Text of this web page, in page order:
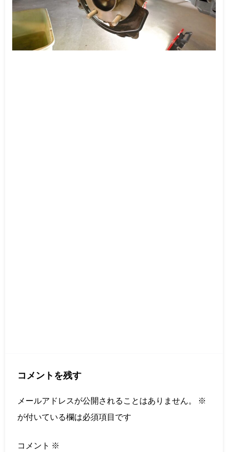
コメントを残す
メールアドレスが公開されることはありません。
※
が付いている欄は必須項目です
コメント ※